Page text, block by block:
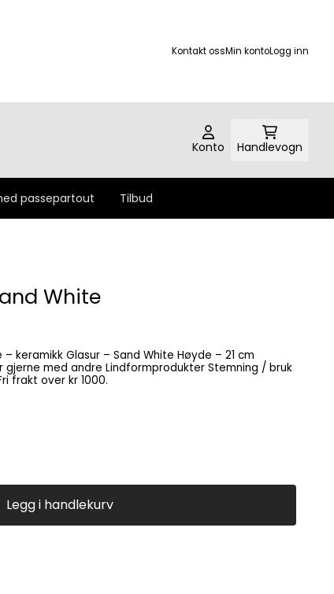
Kontakt ossMin kontoLogg inn
Konto Handlevogn
passepartout Tilbud
White
andre Lindformprodukter Stemning / bruk
stilleben, interiør Fri frakt over kr 1000.
Legg i handlekurv